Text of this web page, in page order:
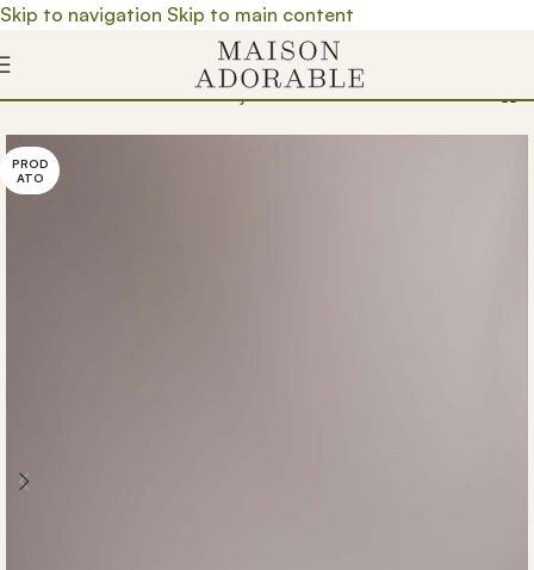
Skip to navigation Skip to main content
/ Proizvedeno u Srbiji/ Brendovi/ Kiara de.zen
PROD
ATO